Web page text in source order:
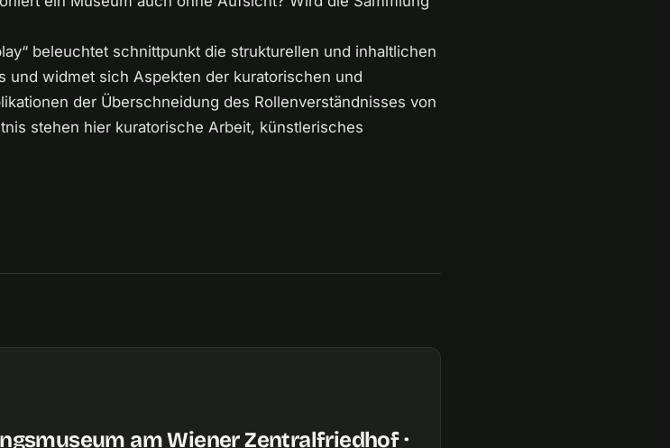
beleuchtet schnittpunkt die strukturellen und inhaltlichen
und widmet sich Aspekten der kuratorischen und
der Überschneidung des Rollenverständnisses von
stehen hier kuratorische Arbeit, künstlerisches
am Wiener Zentralfriedhof ·